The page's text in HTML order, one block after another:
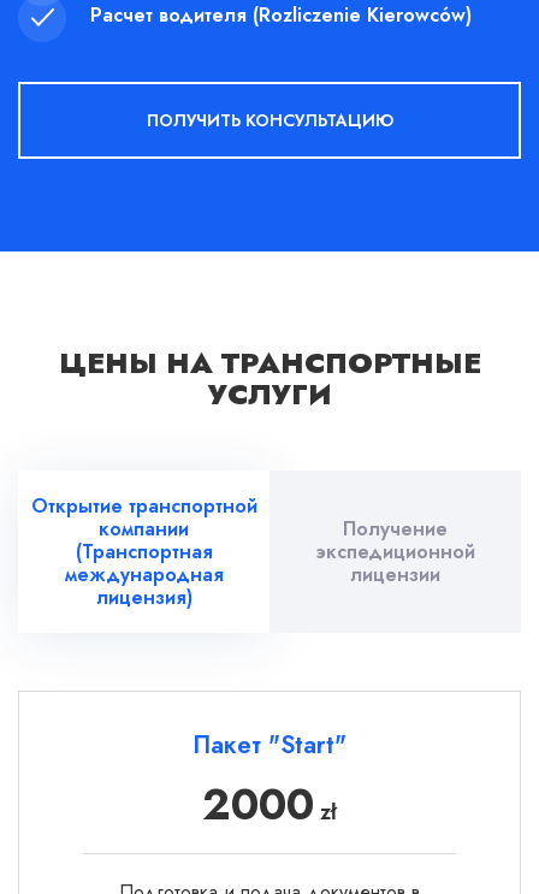
Расчет водителя (Rozliczenie Kierowców)
ПОЛУЧИТЬ КОНСУЛЬТАЦИЮ
ЦЕНЫ НА ТРАНСПОРТНЫЕ
УСЛУГИ
Открытие транспортной
компании
(Транспортная
международная
лицензия)
Получение
экспедиционной
лицензии
Пакет "Start"
2000 zł